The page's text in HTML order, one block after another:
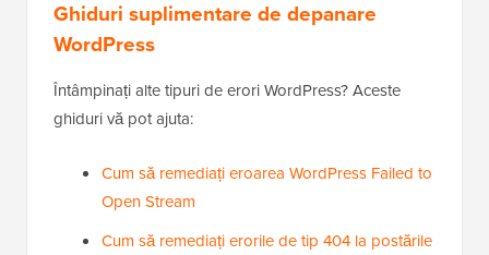
Ghiduri suplimentare de depanare
WordPress
Întâmpinați alte tipuri de erori WordPress? Aceste
ghiduri vă pot ajuta:
Cum să remediați eroarea WordPress Failed to
Open Stream
Cum să remediați erorile de tip 404 la postările